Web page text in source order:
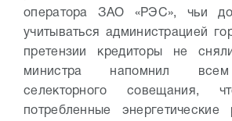
оператора ЗАО «РЭС», чьи
учитываться администрацией
претензии кредиторы не
министра напомнил всем
селекторного совещания,
потребленные энергетические